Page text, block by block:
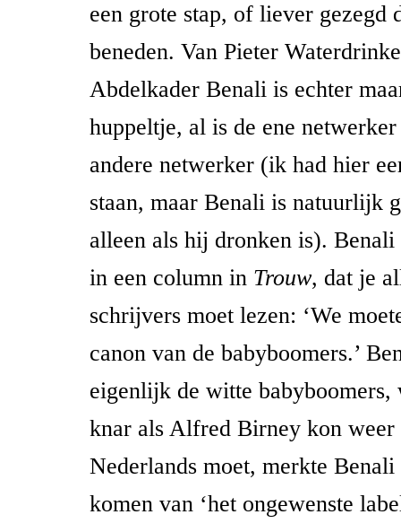
een grote stap, of liever gezegd
beneden. Van Pieter
Abdelkader Benali is echter
huppeltje, al is de ene
andere netwerker (ik had hier
staan, maar Benali is natuurlijk
alleen als hij dronken is).
in een column in Trouw, dat je
schrijvers moet lezen: ‘We
canon van de babyboomers.’
eigenlijk de witte babyboomers,
knar als Alfred Birney kon weer
Nederlands moet, merkte
komen van ‘het ongewenste